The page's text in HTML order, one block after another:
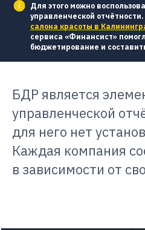
Для этого можно
управленческой отчётности.
салона красоты в
сервиса «Финансист»
бюджетирование и
БДР является
управленческой
для него нет
Каждая компания
в зависимости от